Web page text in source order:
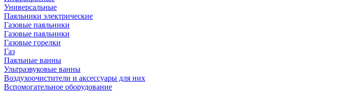
Универсальные
Паяльники электрические
Газовые паяльники
Газовые паяльники
Газовые горелки
Газ
Паяльные ванны
Ультразвуковые ванны
Воздухоочистители и аксессуары для них
Вспомогательное оборудование